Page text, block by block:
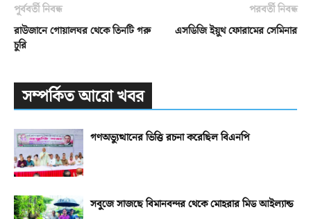
পূর্ববর্তী নিবন্ধ
রাউজানে গোয়ালঘর থেকে তিনটি গরু
চুরি
পরবর্তী নিবন্ধ
এসডিজি ইয়ুথ ফোরামের সেমিনার
সম্পর্কিত আরো খবর
গণঅভ্যুত্থানের ভিত্তি রচনা করেছিল বিএনপি
সবুজে সাজছে বিমানবন্দর থেকে মোহরার মিড আইল্যান্ড